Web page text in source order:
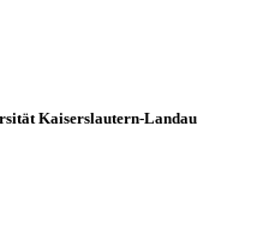
Kaiserslautern-Landau